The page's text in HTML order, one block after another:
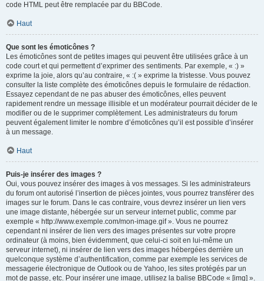
code HTML peut être remplacée par du BBCode.
Haut
Que sont les émoticônes ?
Les émoticônes sont de petites images qui peuvent être utilisées grâce à un
code court et qui permettent d’exprimer des sentiments. Par exemple, « :) »
exprime la joie, alors qu’au contraire, « :( » exprime la tristesse. Vous pouvez
consulter la liste complète des émoticônes depuis le formulaire de rédaction.
Essayez cependant de ne pas abuser des émoticônes, elles peuvent
rapidement rendre un message illisible et un modérateur pourrait décider de le
modifier ou de le supprimer complètement. Les administrateurs du forum
peuvent également limiter le nombre d’émoticônes qu’il est possible d’insérer
à un message.
Haut
Puis-je insérer des images ?
Oui, vous pouvez insérer des images à vos messages. Si les administrateurs
du forum ont autorisé l’insertion de pièces jointes, vous pourrez transférer des
images sur le forum. Dans le cas contraire, vous devrez insérer un lien vers
une image distante, hébergée sur un serveur internet public, comme par
exemple « http://www.exemple.com/mon-image.gif ». Vous ne pourrez
cependant ni insérer de lien vers des images présentes sur votre propre
ordinateur (à moins, bien évidemment, que celui-ci soit en lui-même un
serveur internet), ni insérer de lien vers des images hébergées derrière un
quelconque système d’authentification, comme par exemple les services de
messagerie électronique de Outlook ou de Yahoo, les sites protégés par un
mot de passe, etc. Pour insérer une image, utilisez la balise BBCode « [img] ».